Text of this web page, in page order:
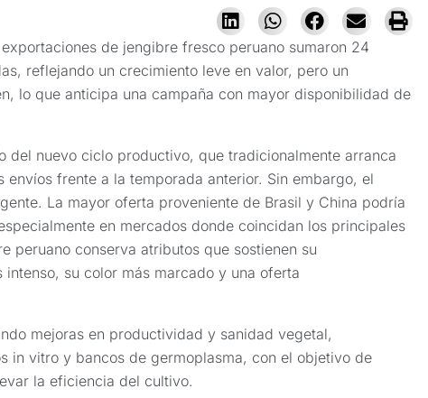
de jengibre fresco peruano sumaron 24
reflejando un crecimiento leve en valor, pero un
lo que anticipa una campaña con mayor disponibilidad de
del nuevo ciclo productivo, que tradicionalmente arranca
frente a la temporada anterior. Sin embargo, el
La mayor oferta proveniente de Brasil y China podría
en mercados donde coincidan los principales
peruano conserva atributos que sostienen su
su color más marcado y una oferta
mejoras en productividad y sanidad vegetal,
in vitro y bancos de germoplasma, con el objetivo de
la eficiencia del cultivo.